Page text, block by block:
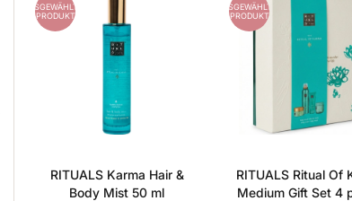
AUSGEWÄHLTES
PRODUKT
RITUALS Karma Hair &
Body Mist 50 ml
AUSGEWÄHLTES
PRODUKT
RITUALS Ritual Of
Medium Gift Set 4